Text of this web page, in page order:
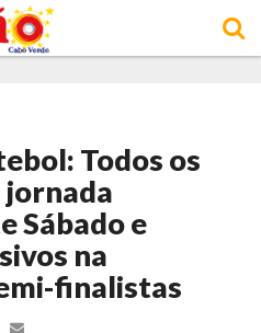
Todos os
jornada
Sábado e
na
finalistas